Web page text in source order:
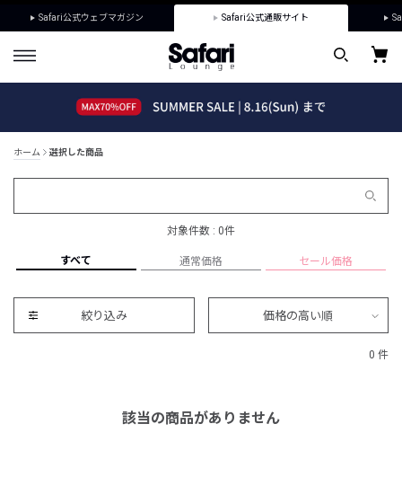
Safari公式ウェブマガジン Safari公式通販サイト
ホーム 選択した商品
対象件数 : 0件
すべて 通常価格 セール価格
絞り込み 価格の高い順
0 件
該当の商品がありません